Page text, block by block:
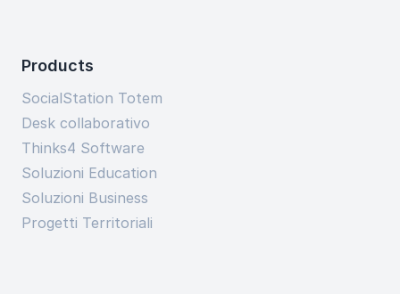
Products
SocialStation Totem
Desk collaborativo
Thinks4 Software
Soluzioni Education
Soluzioni Business
Progetti Territoriali